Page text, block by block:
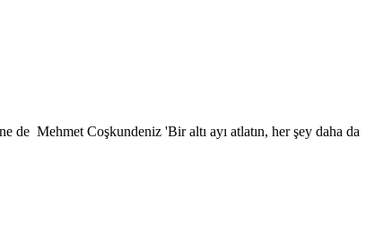
de Mehmet Coşkundeniz 'Bir altı ayı atlatın, her şey daha da